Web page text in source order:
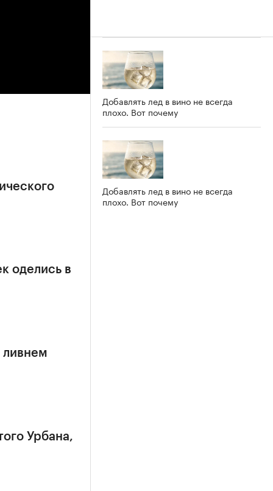
оделись в
ливнем
Урбана,
Добавлять лед в вино не всегда
плохо. Вот почему
Добавлять лед в вино не всегда
плохо. Вот почему